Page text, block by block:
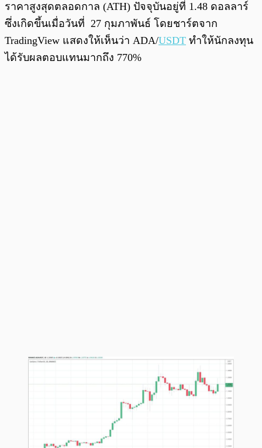
ราคาสูงสุดตลอดกาล (ATH) ปัจจุบันอยู่ที่ 1.48 ดอลลาร์
ซึ่งเกิดขึ้นเมื่อวันที่ 27 กุมภาพันธ์ โดยชาร์ตจาก
TradingView แสดงให้เห็นว่า ADA/USDT ทำให้นักลงทุน
ได้รับผลตอบแทนมากถึง 770%